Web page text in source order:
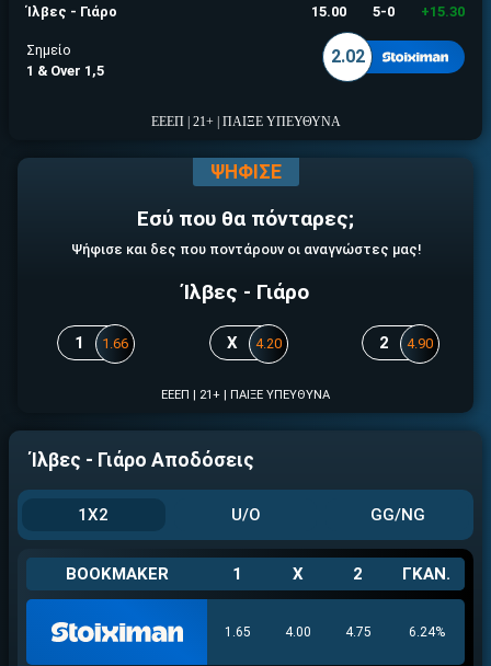
Ίλβες - Γιάρο
15.00
5-0
+15.30
Σημείο
1 & Over 1,5
2.02
ΕΕΕΠ | 21+ | ΠΑΙΞΕ ΥΠΕΥΘΥΝΑ
ΨΗΦΙΣΕ
Εσύ που θα πόνταρες;
Ψήφισε και δες που ποντάρουν οι αναγνώστες μας!
Ίλβες - Γιάρο
1 1.66 X 4.20 2 4.90
ΕΕΕΠ | 21+ | ΠΑΙΞΕ ΥΠΕΥΘΥΝΑ
Ίλβες - Γιάρο Αποδόσεις
1X2 U/O GG/NG
BOOKMAKER 1 X 2 ΓΚΑΝ.
1.65 4.00 4.75 6.24%
ΕΓΚΡΙΣΗ ΑΠΟ ΑΡΧΟΝΤΑ ΕΓΚΡΙΣΗ ΑΠΟ ΑΡΧΟΝΤΑ